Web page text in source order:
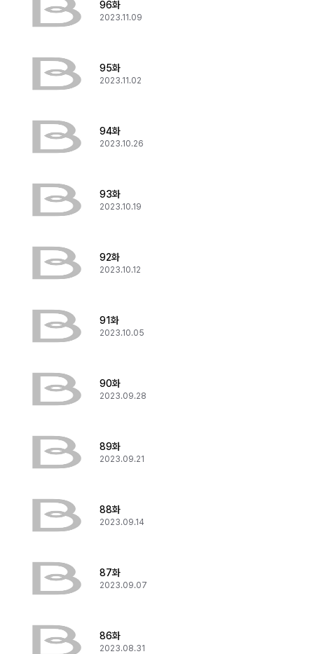
96화
2023.11.09
95화
2023.11.02
94화
2023.10.26
93화
2023.10.19
92화
2023.10.12
91화
2023.10.05
90화
2023.09.28
89화
2023.09.21
88화
2023.09.14
87화
2023.09.07
86화
2023.08.31